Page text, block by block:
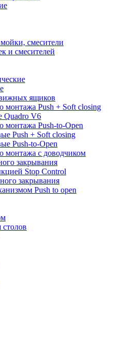
смесители
и смесителей
ящиков
монтажа Push + Soft closing
Quadro V6
монтажа Push-to-Open
Push + Soft closing
Push-to-Open
монтажа с доводчиком
закрывания
Stop Control
закрывания
Push to open